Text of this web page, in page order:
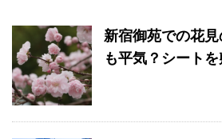
新宿御苑での花
も平気？シート